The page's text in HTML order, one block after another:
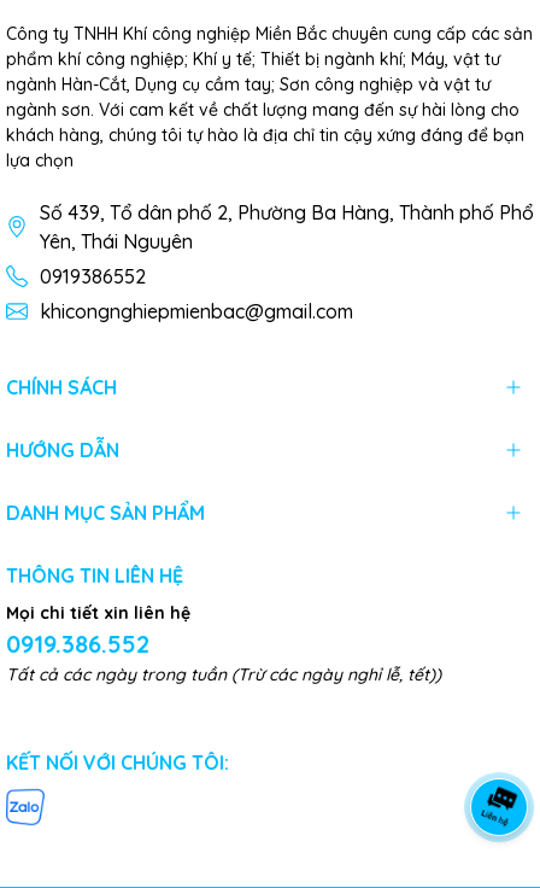
Công ty TNHH Khí công nghiệp Miền Bắc chuyên cung cấp các sản
phẩm khí công nghiệp; Khí y tế; Thiết bị ngành khí; Máy, vật tư
ngành Hàn-Cắt, Dụng cụ cầm tay; Sơn công nghiệp và vật tư
ngành sơn. Với cam kết về chất lượng mang đến sự hài lòng cho
khách hàng, chúng tôi tự hào là địa chỉ tin cậy xứng đáng để bạn
lựa chọn
Số 439, Tổ dân phố 2, Phường Ba Hàng, Thành phố Phổ
Yên, Thái Nguyên
0919386552
khicongnghiepmienbac@gmail.com
CHÍNH SÁCH
HƯỚNG DẪN
DANH MỤC SẢN PHẨM
THÔNG TIN LIÊN HỆ
Mọi chi tiết xin liên hệ
0919.386.552
Tất cả các ngày trong tuần (Trừ các ngày nghỉ lễ, tết))
KẾT NỐI VỚI CHÚNG TÔI: